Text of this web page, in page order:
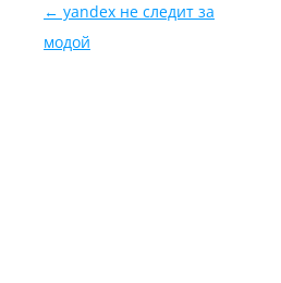
Навигация по записям
← yandex не следит за
модой